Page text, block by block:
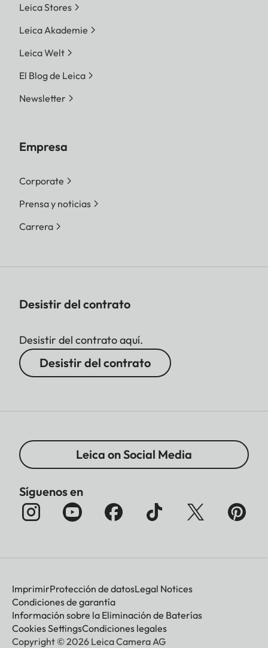
Leica Stores
Leica Akademie
Leica Welt
El Blog de Leica
Newsletter
Empresa
Corporate
Prensa y noticias
Carrera
Desistir del contrato
Desistir del contrato aquí.
Desistir del contrato
Leica on Social Media
Síguenos en
ImprimirProtección de datosLegal Notices
Condiciones de garantía
Información sobre la Eliminación de Baterías
Cookies SettingsCondiciones legales
Copyright © 2026 Leica Camera AG